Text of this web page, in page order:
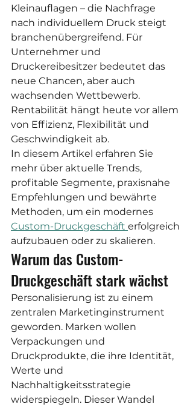
Kleinauflagen – die Nachfrage
nach individuellem Druck steigt
branchenübergreifend. Für
Unternehmer und
Druckereibesitzer bedeutet das
neue Chancen, aber auch
wachsenden Wettbewerb.
Rentabilität hängt heute vor allem
von Effizienz, Flexibilität und
Geschwindigkeit ab.
In diesem Artikel erfahren Sie
mehr über aktuelle Trends,
profitable Segmente, praxisnahe
Empfehlungen und bewährte
Methoden, um ein modernes
Custom-Druckgeschäft erfolgreich
aufzubauen oder zu skalieren.
Warum das Custom-
Druckgeschäft stark wächst
Personalisierung ist zu einem
zentralen Marketinginstrument
geworden. Marken wollen
Verpackungen und
Druckprodukte, die ihre Identität,
Werte und
Nachhaltigkeitsstrategie
widerspiegeln. Dieser Wandel